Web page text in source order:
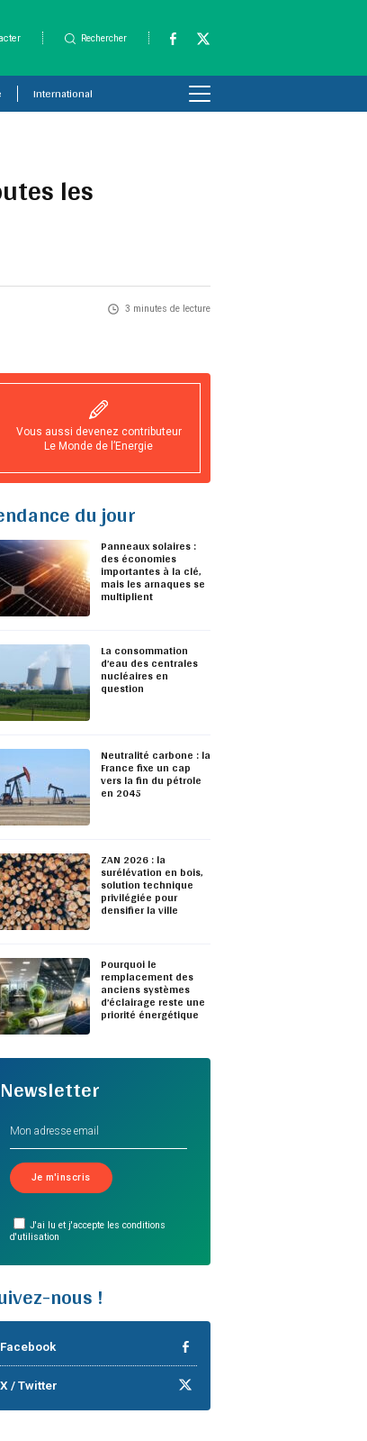
Rechercher
International
les
3 minutes de lecture
Vous aussi devenez contributeur
Le Monde de l’Energie
du jour
Panneaux solaires :
des économies
importantes à la clé,
mais les arnaques se
multiplient
La consommation
d’eau des centrales
nucléaires en
question
Neutralité carbone : la
France fixe un cap
vers la fin du pétrole
en 2045
ZAN 2026 : la
surélévation en bois,
solution technique
privilégiée pour
densifier la ville
Pourquoi le
remplacement des
anciens systèmes
d’éclairage reste une
priorité énergétique
Newsletter
J'ai lu et j'accepte les conditions
d'utilisation
nous !
Facebook
X / Twitter